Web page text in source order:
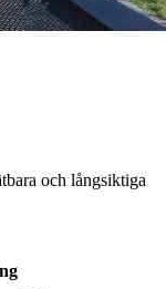
och långsiktiga